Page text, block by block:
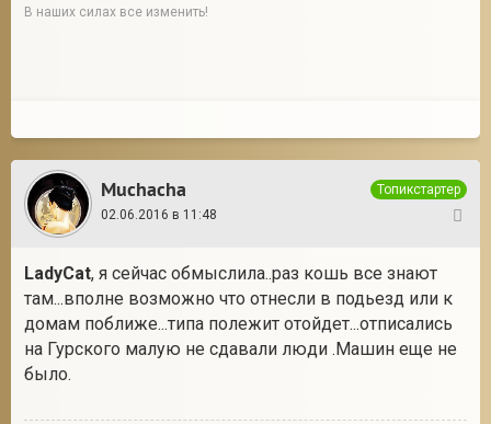
В наших силах все изменить!
Muchacha
Топикстартер
02.06.2016 в 11:48
LadyCat, я сейчас обмыслила..раз кошь все знают
там...вполне возможно что отнесли в подьезд или к
домам поближе...типа полежит отойдет...отписались
на Гурского малую не сдавали люди .Машин еще не
было.